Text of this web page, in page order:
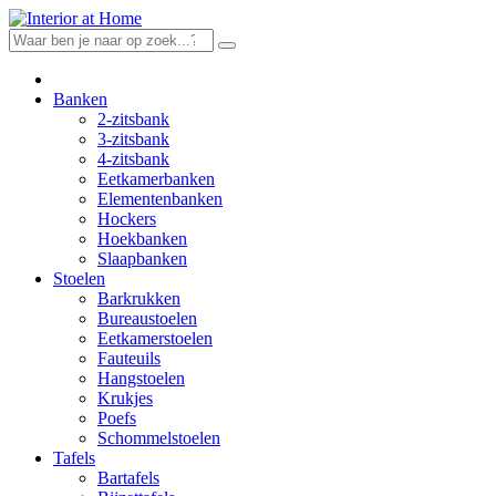
Skip
to
content
Banken
2-zitsbank
3-zitsbank
4-zitsbank
Eetkamerbanken
Elementenbanken
Hockers
Hoekbanken
Slaapbanken
Stoelen
Barkrukken
Bureaustoelen
Eetkamerstoelen
Fauteuils
Hangstoelen
Krukjes
Poefs
Schommelstoelen
Tafels
Bartafels